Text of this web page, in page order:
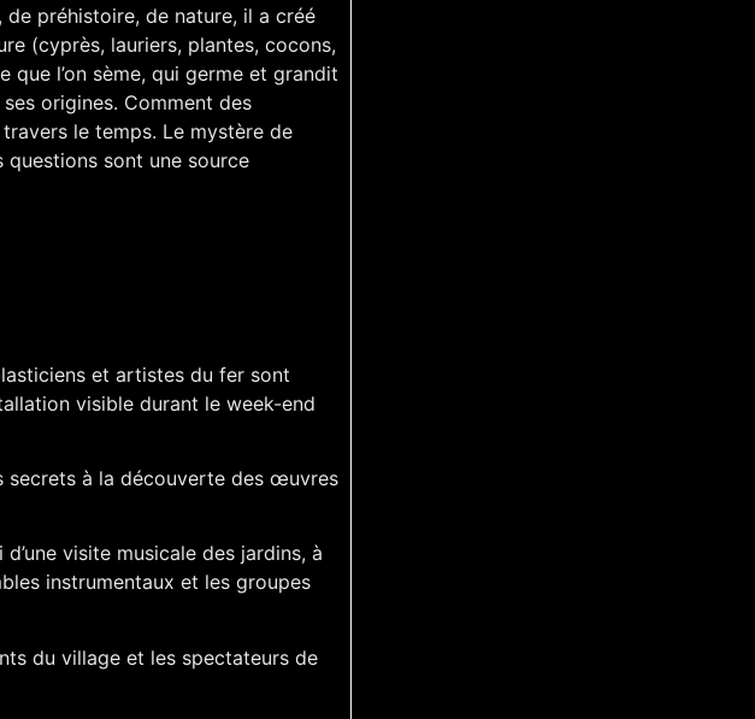
de préhistoire, de nature, il a créé
(cyprès, lauriers, plantes, cocons,
que l’on sème, qui germe et grandit
origines. Comment des
le temps. Le mystère de
questions sont une source
et artistes du fer sont
visible durant le week-end
secrets à la découverte des œuvres
visite musicale des jardins, à
instrumentaux et les groupes
du village et les spectateurs de